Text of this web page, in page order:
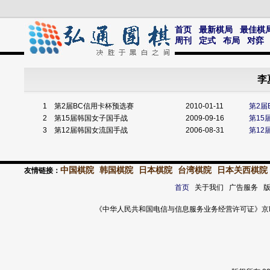
首页 最新棋局
最佳棋
周刊
定式 布局 对弈
李
1 第2届BC信用卡杯预选赛 2010-01-11
第2届
2
第15届韩国女子国手战 2009-09-16
第15
3
第12届韩国女流国手战 2006-08-31 第12
友情链接： 中国棋院 韩国棋院 日本棋院 台湾棋院 日本关西棋院
首页关于我们 广告服务
《中华人民共和国电信与信息服务业务经营许可证